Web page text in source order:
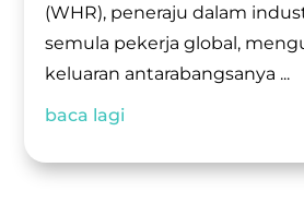
(WHR), peneraju dalam
semula pekerja global,
keluaran antarabangsanya ...
baca lagi